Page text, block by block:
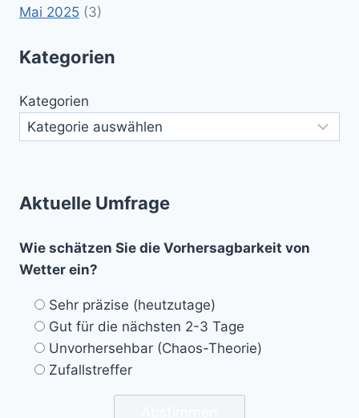
Mai 2025 (3)
Kategorien
Kategorien
Aktuelle Umfrage
Wie schätzen Sie die Vorhersagbarkeit von
Wetter ein?
Sehr präzise (heutzutage)
Gut für die nächsten 2-3 Tage
Unvorhersehbar (Chaos-Theorie)
Zufallstreffer